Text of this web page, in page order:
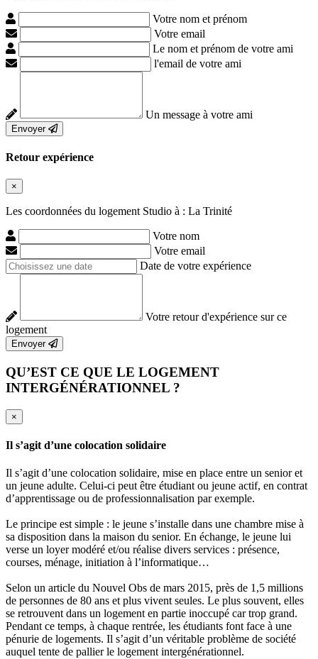
Votre nom et prénom
Votre email
Le nom et prénom de votre ami
l'email de votre ami
Un message à votre ami
Envoyer
Retour expérience
×
Les coordonnées du logement Studio à : La Trinité
Votre nom
Votre email
Date de votre expérience
Votre retour d'expérience sur ce
logement
Envoyer
QU’EST CE QUE LE LOGEMENT
INTERGÉNÉRATIONNEL ?
×
Il s’agit d’une colocation solidaire
Il s’agit d’une colocation solidaire, mise en place entre un senior et
un jeune adulte. Celui-ci peut être étudiant ou jeune actif, en contrat
d’apprentissage ou de professionnalisation par exemple.
Le principe est simple : le jeune s’installe dans une chambre mise à
sa disposition dans la maison du senior. En échange, le jeune lui
verse un loyer modéré et/ou réalise divers services : présence,
courses, ménage, initiation à l’informatique…
Selon un article du Nouvel Obs de mars 2015, près de 1,5 millions
de personnes de 80 ans et plus vivent seules. Le plus souvent, elles
se retrouvent dans un logement en partie inoccupé car trop grand.
Pendant ce temps, à chaque rentrée, les étudiants font face à une
pénurie de logements. Il s’agit d’un véritable problème de société
auquel tente de pallier le logement intergénérationnel.